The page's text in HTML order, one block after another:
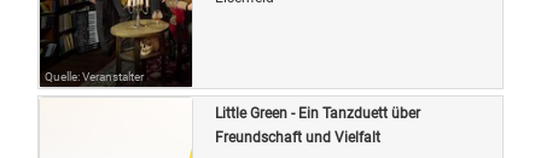
Quelle: Veranstalter
Little Green - Ein Tanzduett über
Freundschaft und Vielfalt